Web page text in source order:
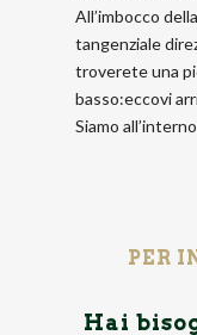
All’imbocco
tangenziale
troverete una
basso:eccovi
Siamo
PER
Hai